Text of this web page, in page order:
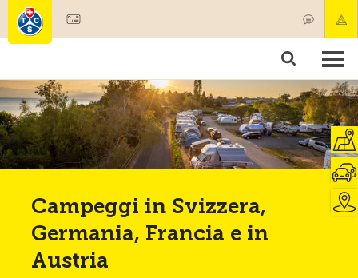
Societariato & prestazioni
Test, sicurezza & salute
Campeggi in Svizzera,
Germania, Francia e in
Austria